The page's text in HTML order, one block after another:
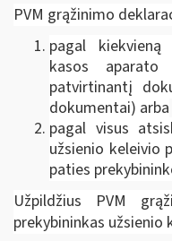
PVM grąžinimo
pagal
kasos
patvirtinantį
dokumentai) arba
pagal visus
užsienio keleivio
paties
Užpildžius PVM
prekybininkas